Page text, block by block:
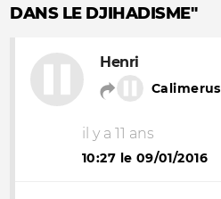
DANS LE DJIHADISME"
Henri
Calimerus
il y a 11 ans
10:27 le 09/01/2016